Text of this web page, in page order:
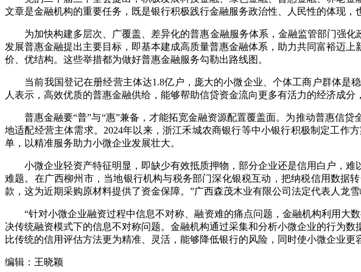
文章是金融机构的重要任务，既是银行积极践行金融服务政治性、人民性的体现，
为加快构建多层次、广覆盖、差异化的普惠金融服务体系，金融监管部门强化
发展普惠金融提出主要目标，即基本建成高质量普惠金融体系，助力共同富裕迈
价、优结构。这些举措都为做好普惠金融服务勾勒出路线图。
当前我国登记在册经营主体达1.8亿户，庞大的小微企业、个体工商户群体是
人表示，高效优质的普惠金融供给，能够帮助信贷资金流向更多有活力的经济成
普惠金融要“普”与“惠”兼备，才能拓宽金融资源配置覆盖面。为推动普惠信贷
地适配经营主体需求。2024年以来，浙江禾城农商银行等中小银行积极制定工
单，以精准服务助力小微企业发展壮大。
小微企业轻资产特征明显，即缺少有效抵质押物，部分企业还是信用白户，难
难题。在广西柳州市，当地银行机构与税务部门深化银税互动，把纳税信用数据
款，这为近期采购原材料提供了资金保障。”广西森茂木业有限公司法定代表人龙雪
“针对小微企业融资过程中信息不对称、融资难的痛点问题，金融机构利用大
决传统融资模式下的信息不对称问题。金融机构通过采集和分析小微企业的行为
比传统的信用评估方法更为精准、灵活，能够降低银行的风险，同时使小微企业更
编辑：王晓颖